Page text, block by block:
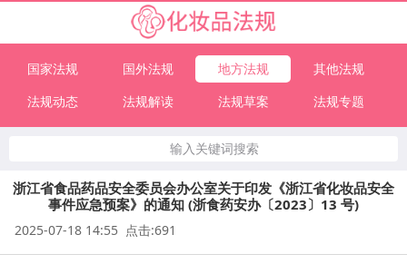
国家法规 国外法规 地方法规
其他法规
法规动态
法规解读 法规草案 法规专题
输入关键词搜索
浙江省食品药品安全委员会办公室关于印发《浙江省化妆品安全
事件应急预案》的通知 (浙食药安办〔2023〕13 号)
2025-07-18 14:55 点击:691